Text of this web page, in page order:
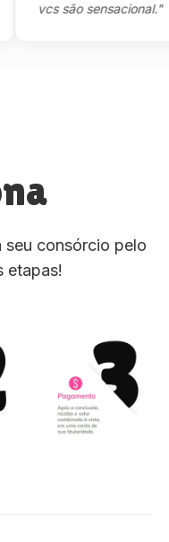
vcs são sensacional."
seu consórcio pelo
etapas!